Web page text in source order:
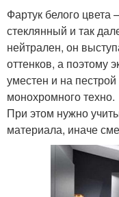
Фартук белого
стеклянный и так
нейтрален, он
оттенков, а поэтому
уместен и на
монохромного техно.
При этом нужно
материала, иначе